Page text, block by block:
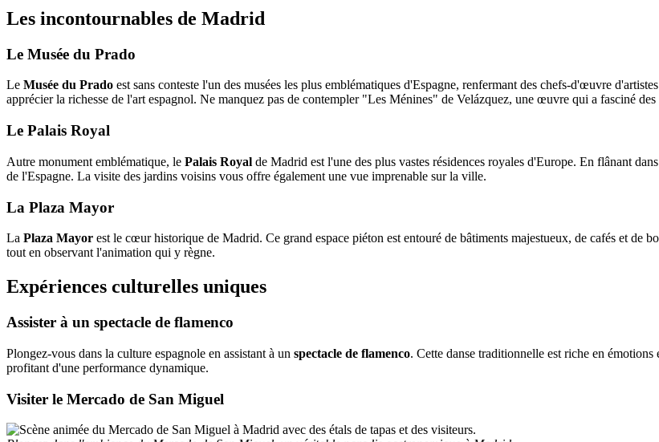
Les incontournables de Madrid
Le Musée du Prado
Le Musée du Prado est sans conteste l'un des musées les plus emblématiques d'Espagne, renfermant des chefs-d'œuvre
apprécier la richesse de l'art espagnol. Ne manquez pas de contempler "Les Ménines" de Velázquez, une œuvre qui a fasciné des
Le Palais Royal
Autre monument emblématique, le Palais Royal de Madrid est l'une des plus vastes résidences royales d'Europe. En flânant
de l'Espagne. La visite des jardins voisins vous offre également une vue imprenable sur la ville.
La Plaza Mayor
La Plaza Mayor est le cœur historique de Madrid. Ce grand espace piéton est entouré de bâtiments majestueux, de cafés et de
tout en observant l'animation qui y règne.
Expériences culturelles uniques
Assister à un spectacle de flamenco
Plongez-vous dans la culture espagnole en assistant à un spectacle de flamenco. Cette danse traditionnelle est riche en
profitant d'une performance dynamique.
Visiter le Mercado de San Miguel